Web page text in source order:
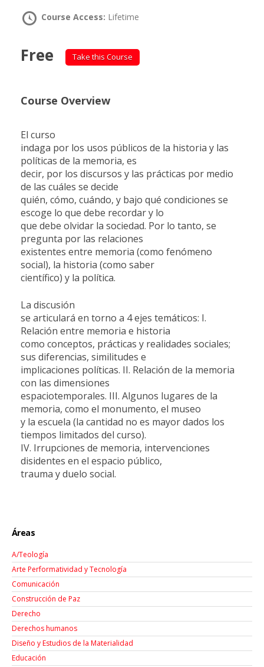
Course Access: Lifetime
Free Take this Course
Course Overview
El curso
indaga por los usos públicos de la historia y las
políticas de la memoria, es
decir, por los discursos y las prácticas por medio
de las cuáles se decide
quién, cómo, cuándo, y bajo qué condiciones se
escoge lo que debe recordar y lo
que debe olvidar la sociedad. Por lo tanto, se
pregunta por las relaciones
existentes entre memoria (como fenómeno
social), la historia (como saber
científico) y la política.
La discusión
se articulará en torno a 4 ejes temáticos: I.
Relación entre memoria e historia
como conceptos, prácticas y realidades sociales;
sus diferencias, similitudes e
implicaciones políticas. II. Relación de la memoria
con las dimensiones
espaciotemporales. III. Algunos lugares de la
memoria, como el monumento, el museo
y la escuela (la cantidad no es mayor dados los
tiempos limitados del curso).
IV. Irrupciones de memoria, intervenciones
disidentes en el espacio público,
trauma y duelo social.
Áreas
A/Teología
Arte Performatividad y Tecnología
Comunicación
Construcción de Paz
Derecho
Derechos humanos
Diseño y Estudios de la Materialidad
Educación